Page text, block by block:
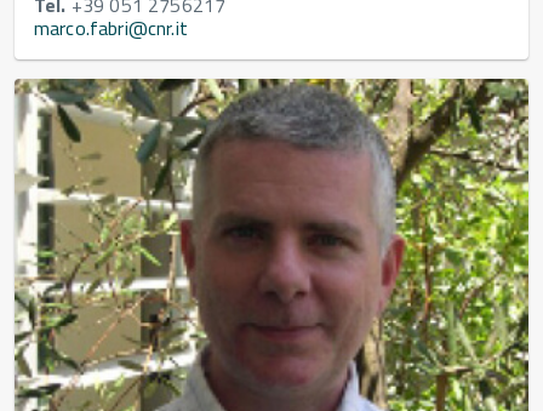
marco.fabri@cnr.it